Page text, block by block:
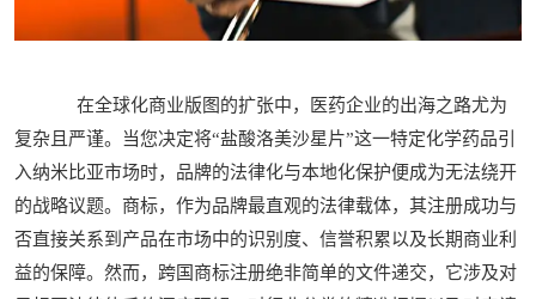
在全球化商业版图的扩张中，医药企业的出海之路尤为
复杂且严谨。当您决定将“盐酸洛美沙星片”这一特定化学药品引
入纳米比亚市场时，品牌的法律化与本地化保护便成为无法绕开
的战略议题。商标，作为品牌最直观的法律载体，其注册成功与
否直接关系到产品在市场中的识别度、信誉积累以及长期商业利
益的保障。然而，跨国商标注册绝非简单的文件递交，它涉及对